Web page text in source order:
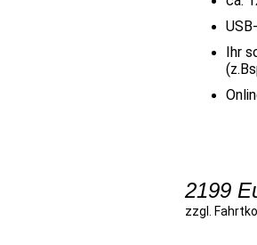
Ihr
2199
zzgl.